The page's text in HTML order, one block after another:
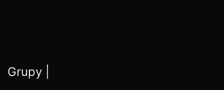
Grupy |